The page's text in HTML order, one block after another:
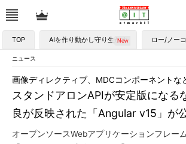
TOP AIを作り動かし守り生かす ロー/ノー
ニュース
スタンドアロンAPIが安定版になる
良が反映された「Angular v15」が
画像ディレクティブ、MDCコンポーネントな
オープンソースWebアプリケーションフレー